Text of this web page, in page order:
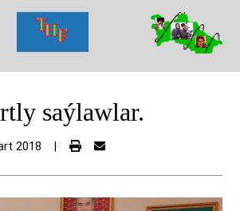
saýlawlar.
2018